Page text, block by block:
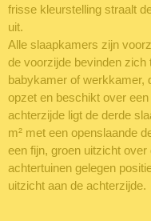
frisse kleurstelling straalt
uit.
Alle slaapkamers zijn
de voorzijde bevinden
babykamer of werkkamer,
opzet en beschikt over
achterzijde ligt de derde
m² met een openslaande
een fijn, groen uitzicht
achtertuinen gelegen
uitzicht aan de achterzijde.